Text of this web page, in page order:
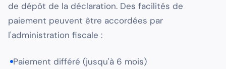
de dépôt de la déclaration. Des facilités de
paiement peuvent être accordées par
l'administration fiscale :
Paiement différé (jusqu'à 6 mois)